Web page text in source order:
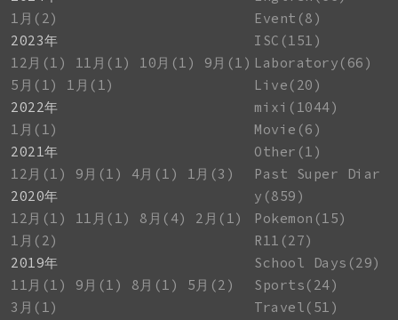
1月(2)
2023年
12月(1)
11月(1) 10月(1)
9月(1)
5月(1)
1月(1)
2022年
1月(1)
2021年
12月(1)
9月(1) 4月(1)
1月(3)
2020年
12月(1)
11月(1) 8月(4)
2月(1)
1月(2)
2019年
11月(1)
9月(1) 8月(1)
5月(2)
3月(1)
Event(8)
ISC(151)
Laboratory(66)
Live(20)
mixi(1044)
Movie(6)
Other(1)
Past Super Diar
y(859)
Pokemon(15)
R11(27)
School Days(29)
Sports(24)
Travel(51)